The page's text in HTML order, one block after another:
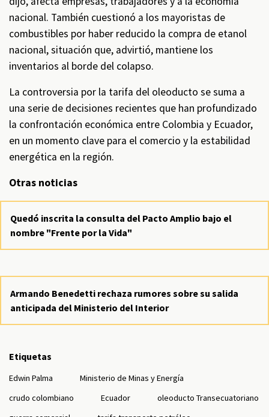
nacional. También cuestionó a los mayoristas de
combustibles por haber reducido la compra de etanol
nacional, situación que, advirtió, mantiene los
inventarios al borde del colapso.
La controversia por la tarifa del oleoducto se suma a
una serie de decisiones recientes que han profundizado
la confrontación económica entre Colombia y Ecuador,
en un momento clave para el comercio y la estabilidad
energética en la región.
Otras noticias
Quedó inscrita la consulta del Pacto Amplio bajo el
nombre "Frente por la Vida"
Armando Benedetti rechaza rumores sobre su salida
anticipada del Ministerio del Interior
Etiquetas
Edwin Palma
Ministerio de Minas y Energía
crudo colombiano
Ecuador
oleoducto Transecuatoriano